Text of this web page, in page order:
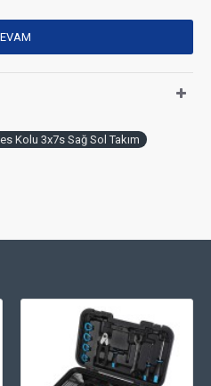
Kolu 3x7s Sağ Sol Takım